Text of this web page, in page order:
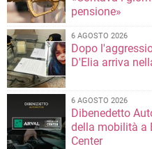
pensione»
6 AGOSTO 2026
Dopo
D'Elia arriva
6 AGOSTO 2026
Dibenedetto
della mobilità a
Center